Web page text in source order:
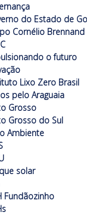
do Estado de
Cornélio Brennand
o futuro
Lixo Zero Brasil
pelo Araguaia
Grosso
Grosso do Sul
Ambiente
solar
Fundãozinho